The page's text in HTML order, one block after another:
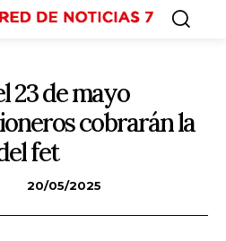
23 de mayo
cobrarán la
fet
20/05/2025